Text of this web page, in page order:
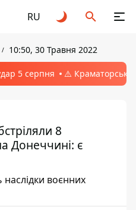
RU
10:50, 30 Травня 2022
5 серпня ⚠️ Краматорськ,
8
Донеччині: є
воєнних